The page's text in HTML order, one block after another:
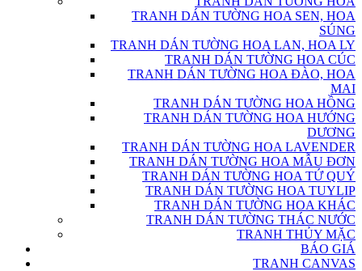
TRANH DÁN TƯỜNG HOA SEN, HOA
SÚNG
TRANH DÁN TƯỜNG HOA LAN, HOA LY
TRANH DÁN TƯỜNG HOA CÚC
TRANH DÁN TƯỜNG HOA ĐÀO, HOA
MAI
TRANH DÁN TƯỜNG HOA HỒNG
TRANH DÁN TƯỜNG HOA HƯỚNG
DƯƠNG
TRANH DÁN TƯỜNG HOA LAVENDER
TRANH DÁN TƯỜNG HOA MẪU ĐƠN
TRANH DÁN TƯỜNG HOA TỨ QUÝ
TRANH DÁN TƯỜNG HOA TUYLIP
TRANH DÁN TƯỜNG HOA KHÁC
TRANH DÁN TƯỜNG THÁC NƯỚC
TRANH THỦY MẶC
BÁO GIÁ
TRANH CANVAS